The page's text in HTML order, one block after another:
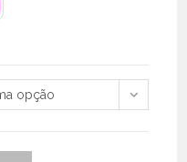
opção